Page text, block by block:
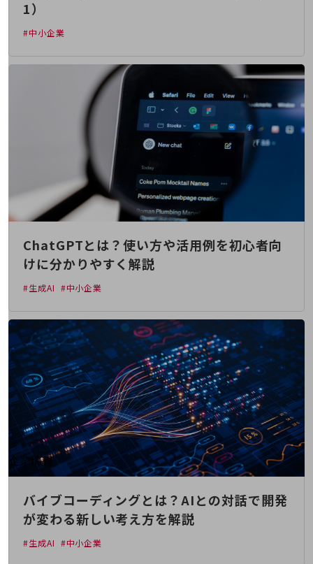
セキュリティ
業界から見つける
業界から見つけるTOP
地域産業
その他の業界はこちら
ゲーム感覚で見つける
ビジネスお悩み診断
NTTドコモビジネス
オンラインショップ
相談・申し込みができるバーチャルショップ
法人向けモバイルトップ
はじめての方へ
サービス・商品を探す
新規会員登録/ログインはこちら
100回線以上のお問い合わせ・お見積りはこちら
別ウィンドウで開きます
企業情報
企業情報TOP
会社案内TOP
1）
#中小企業
ChatGPTとは？使い方や活用例を初心者向
けに分かりやすく解説
#生成AI #中小企業
バイブコーディングとは？AIとの対話で開発
が変わる新しい考え方を解説
#生成AI #中小企業